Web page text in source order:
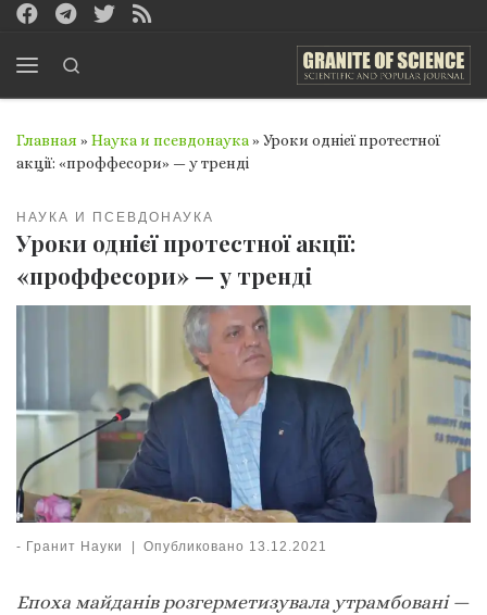
Перейти к содержимому
Главная » Наука и псевдонаука» Уроки однієї протестної
акції: «проффесори» — у тренді
НАУКА И ПСЕВДОНАУКА
Уроки однієї протестної акції:
«проффесори» — у тренді
- Гранит Науки | Опубликовано 13.12.2021
Епоха майданів розгерметизувала утрамбовані —